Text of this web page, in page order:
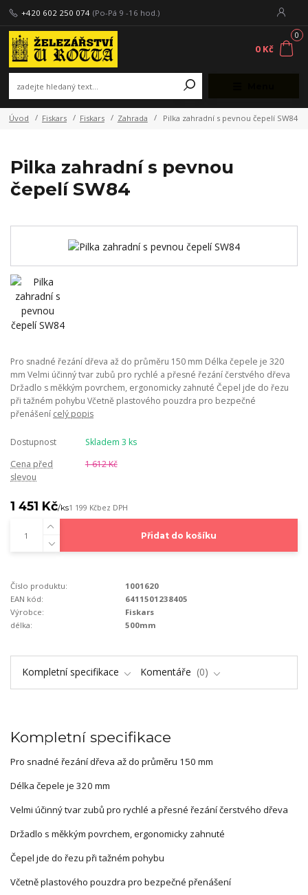
+420 602 250 074 (Po-Pá 9 -16 hod.)
0
0 Kč
Úvod Fiskars Fiskars Zahrada Pilka zahradní s pevnou čepelí SW84
Pilka zahradní s pevnou
čepelí SW84
Pro snadné řezání dřeva až do průměru 150 mm Délka čepele je 320
mm Velmi účinný tvar zubů pro rychlé a přesné řezání čerstvého dřeva
Držadlo s měkkým povrchem, ergonomicky zahnuté Čepel jde do řezu
při tažném pohybu Včetně plastového pouzdra pro bezpečné
přenášení celý popis
Dostupnost
Skladem 3 ks
Cena před
slevou
1 612 Kč
1 451 Kč/ks1 199 Kčbez DPH
Přidat do košíku
Číslo produktu:
1001620
EAN kód:
6411501238405
Výrobce:
Fiskars
délka:
500mm
Kompletní specifikace Komentáře 0
Kompletní specifikace
Pro snadné řezání dřeva až do průměru 150 mm
Délka čepele je 320 mm
Velmi účinný tvar zubů pro rychlé a přesné řezání čerstvého dřeva
Držadlo s měkkým povrchem, ergonomicky zahnuté
Čepel jde do řezu při tažném pohybu
Včetně plastového pouzdra pro bezpečné přenášení